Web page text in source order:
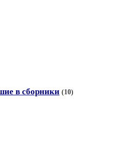
в сборники (10)